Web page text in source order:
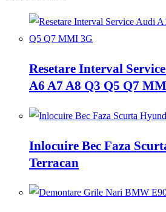
Resetare Interval
A6 A7 A8 Q3 Q5 Q7
Inlocuire Bec Faza
Terracan